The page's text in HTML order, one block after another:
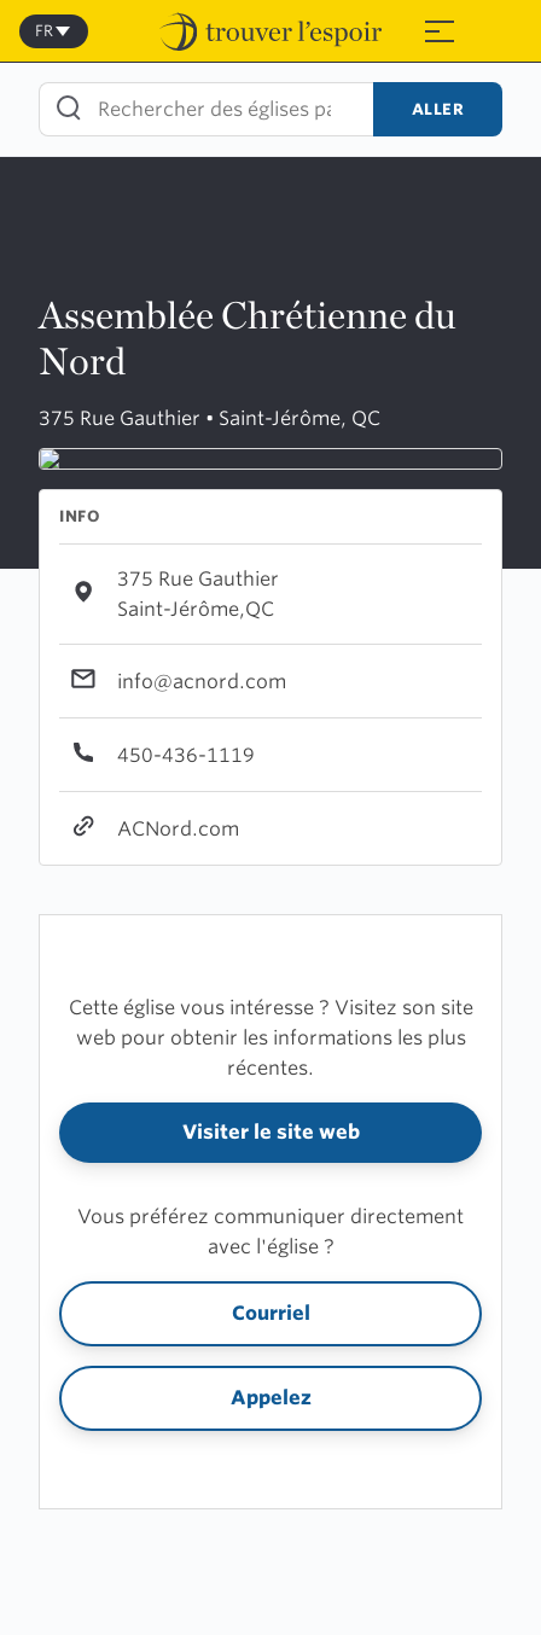
Skip
content
≡
FR
ALLER
Assemblée Chrétienne du
Nord
375 Rue Gauthier • Saint-Jérôme, QC
INFO
375 Rue Gauthier
Saint-Jérôme,QC
info@acnord.com
450-436-1119
ACNord.com
Cette église vous intéresse ? Visitez son site
web pour obtenir les informations les plus
récentes.
Visiter le site web
Vous préférez communiquer directement
avec l'église ?
Courriel
Appelez